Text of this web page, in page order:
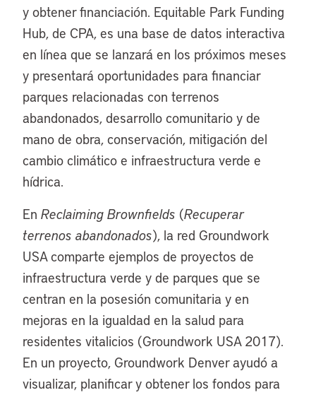
y obtener financiación. Equitable Park Funding
Hub, de CPA, es una base de datos interactiva
en línea que se lanzará en los próximos meses
y presentará oportunidades para financiar
parques relacionadas con terrenos
abandonados, desarrollo comunitario y de
mano de obra, conservación, mitigación del
cambio climático e infraestructura verde e
hídrica.
En Reclaiming Brownfields (Recuperar
terrenos abandonados), la red Groundwork
USA comparte ejemplos de proyectos de
infraestructura verde y de parques que se
centran en la posesión comunitaria y en
mejoras en la igualdad en la salud para
residentes vitalicios (Groundwork USA 2017).
En un proyecto, Groundwork Denver ayudó a
visualizar, planificar y obtener los fondos para